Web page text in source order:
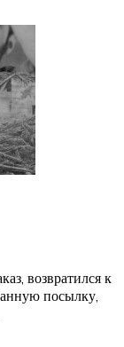
возвратился к
посылку,